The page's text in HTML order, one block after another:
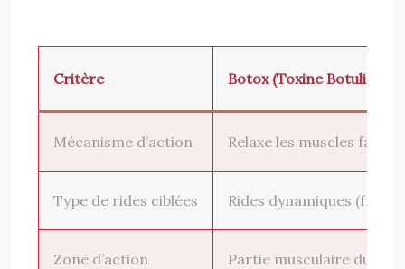
Critère Botox (Toxine Botulique)
Mécanisme d’action Relaxe les muscles
Type de rides ciblées Rides dynamiques
Zone d’action Partie musculaire du